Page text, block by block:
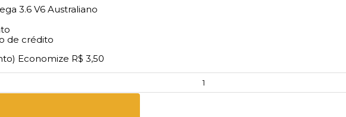
3.6 V6 Australiano
de crédito
Economize R$ 3,50